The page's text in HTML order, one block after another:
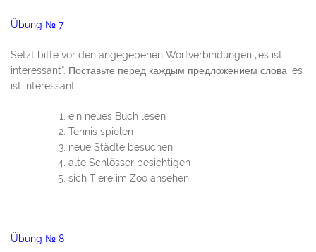
Übung № 7
Setzt bitte vor den angegebenen Wortverbindungen „es ist
interessant“. Поставьте перед каждым предложением слова: es
ist interessant.
ein neues Buch lesen
Tennis spielen
neue Städte besuchen
alte Schlösser besichtigen
sich Tiere im Zoo ansehen
Übung № 8